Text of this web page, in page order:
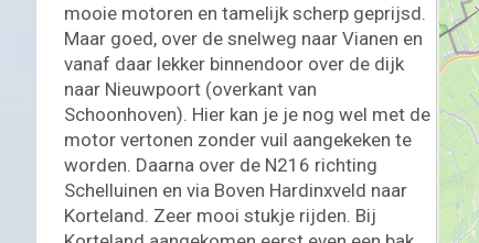
mooie motoren en tamelijk scherp geprijsd.
Maar goed, over de snelweg naar Vianen en
vanaf daar lekker binnendoor over de dijk
naar Nieuwpoort (overkant van
Schoonhoven). Hier kan je je nog wel met de
motor vertonen zonder vuil aangekeken te
worden. Daarna over de N216 richting
Schelluinen en via Boven Hardinxveld naar
Korteland. Zeer mooi stukje rijden. Bij